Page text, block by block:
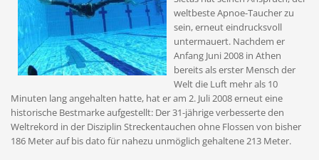
weltbeste Apnoe-Taucher zu
sein, erneut eindrucksvoll
untermauert. Nachdem er
Anfang Juni 2008 in Athen
bereits als erster Mensch der
Welt die Luft mehr als 10
Minuten lang angehalten hatte, hat er am 2. Juli 2008 erneut eine
historische Bestmarke aufgestellt: Der 31-jährige verbesserte den
Weltrekord in der Disziplin Streckentauchen ohne Flossen von bisher
186 Meter auf bis dato für nahezu unmöglich gehaltene 213 Meter.